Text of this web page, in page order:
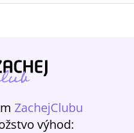
ZachejClubu
výhod: